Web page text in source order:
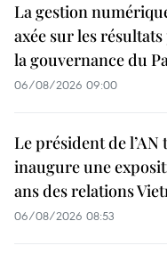
La gestion
axée sur les
la gouvernance du
06/08/2026 09:00
Le président de l’AN
inaugure une
ans des relations
06/08/2026 08:53